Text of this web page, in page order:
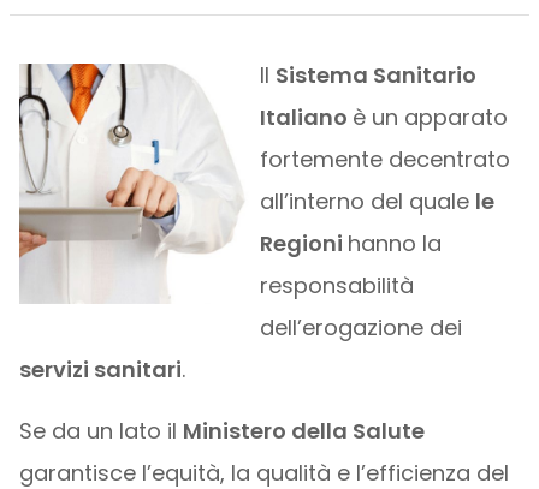
Il Sistema Sanitario
Italiano è un apparato
fortemente decentrato
all’interno del quale le
Regioni hanno la
responsabilità
dell’erogazione dei
servizi sanitari.
Se da un lato il Ministero della Salute
garantisce l’equità, la qualità e l’efficienza del